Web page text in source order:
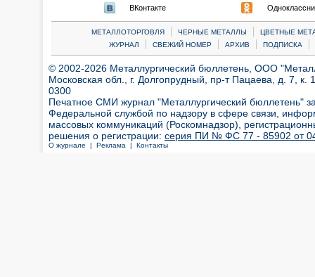
ВКонтакте
МЕТАЛЛОТОРГОВЛЯ | ЧЕРНЫЕ МЕТАЛЛЫ |
ЦВЕТНЫЕ
ЖУРНАЛ
| СВЕЖИЙ НОМЕР | АРХИВ | ПОДПИСКА |
© 2002-2026 Металлургический бюллетень, ООО
Московская обл., г. Долгопрудный, пр-т Пацаева, д. 7,
0300
Печатное СМИ журнал "Металлургический бюллетень"
Федеральной службой по надзору в сфере связи,
массовых коммуникаций (Роскомнадзор),
решения о регистрации: серия ПИ № ФС 77 - 85902 от 04
О журнале | Реклама | Контакты